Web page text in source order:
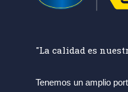
"La calidad es
Tenemos un amplio